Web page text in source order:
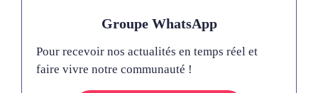
Groupe WhatsApp
Pour recevoir nos actualités en temps réel et
faire vivre notre communauté !